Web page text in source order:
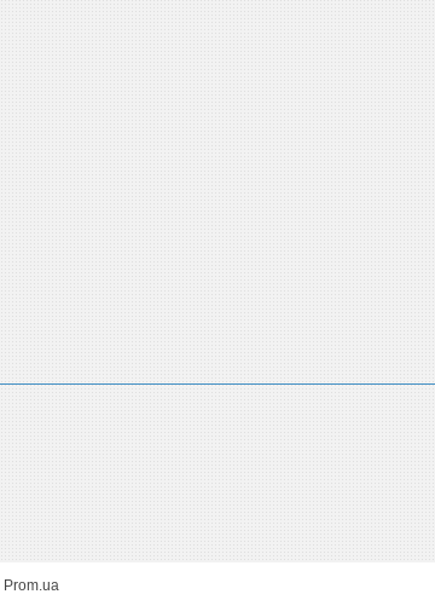
Prom.ua